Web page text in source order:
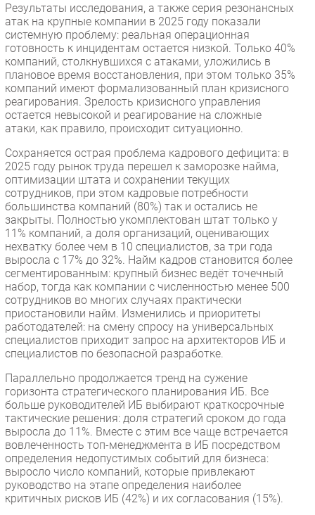
Интервью
Мероприятия
Проекты
IT класс
Тестовый стенд
Каталог компаний
Результаты исследования, а также серия резонансных
атак на крупные компании в 2025 году показали
системную проблему: реальная операционная
готовность к инцидентам остается низкой. Только 40%
компаний, столкнувшихся с атаками, уложились в
плановое время восстановления, при этом только 35%
компаний имеют формализованный план кризисного
реагирования. Зрелость кризисного управления
остается невысокой и реагирование на сложные
атаки, как правило, происходит ситуационно.
Сохраняется острая проблема кадрового дефицита: в
2025 году рынок труда перешел к заморозке найма,
оптимизации штата и сохранении текущих
сотрудников, при этом кадровые потребности
большинства компаний (80%) так и остались не
закрыты. Полностью укомплектован штат только у
11% компаний, а доля организаций, оценивающих
нехватку более чем в 10 специалистов, за три года
выросла с 17% до 32%. Найм кадров становится более
сегментированным: крупный бизнес ведёт точечный
набор, тогда как компании с численностью менее 500
сотрудников во многих случаях практически
приостановили найм. Изменились и приоритеты
работодателей: на смену спросу на универсальных
специалистов приходит запрос на архитекторов ИБ и
специалистов по безопасной разработке.
Параллельно продолжается тренд на сужение
горизонта стратегического планирования ИБ. Все
больше руководителей ИБ выбирают краткосрочные
тактические решения: доля стратегий сроком до года
выросла до 11%. Вместе с этим все чаще встречается
вовлеченность топ-менеджмента в ИБ посредством
определения недопустимых событий для бизнеса:
выросло число компаний, которые привлекают
руководство на этапе определения наиболее
критичных рисков ИБ (42%) и их согласования (15%).